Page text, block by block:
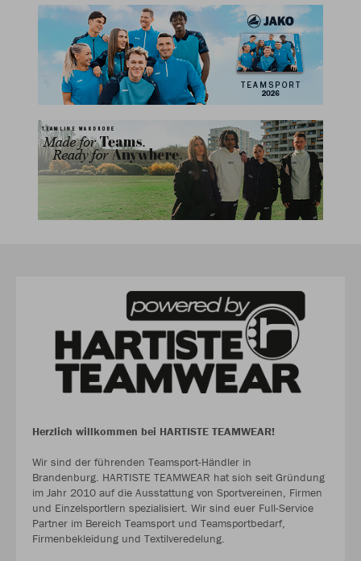
Herzlich willkommen bei HARTISTE TEAMWEAR!
Wir sind der führenden Teamsport-Händler in
Brandenburg. HARTISTE TEAMWEAR hat sich seit Gründung
im Jahr 2010 auf die Ausstattung von Sportvereinen, Firmen
und Einzelsportlern spezialisiert. Wir sind euer Full-Service
Partner im Bereich Teamsport und Teamsportbedarf,
Firmenbekleidung und Textilveredelung.